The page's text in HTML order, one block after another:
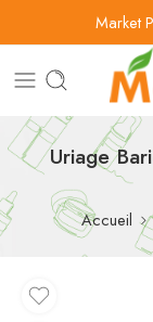
Market
Uriage
Accueil